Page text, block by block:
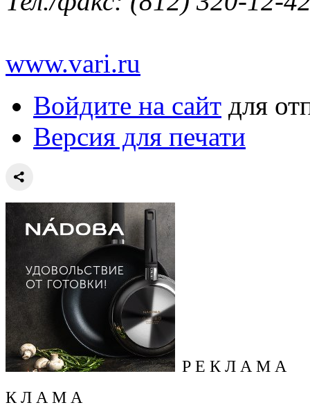
www.vari.ru
Войдите на сайт для
Версия для печати
Р Е К Л А М А
К Л А М А